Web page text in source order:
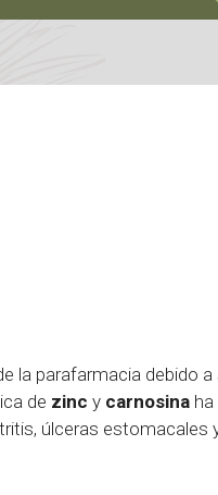
la parafarmacia debido a
de zinc y carnosina ha
úlceras estomacales